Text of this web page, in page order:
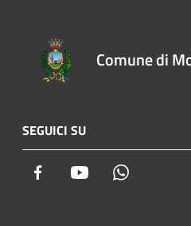
Comune di
SEGUICI SU
Facebook Youtube